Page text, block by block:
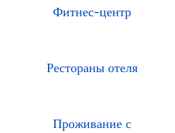
Фитнес-центр
Рестораны отеля
Проживание с